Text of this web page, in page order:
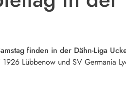
finden in der Dähn-Liga
Lübbenow und SV Germania